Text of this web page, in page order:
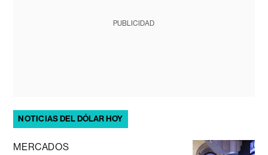
PUBLICIDAD
NOTICIAS DEL DÓLAR HOY
MERCADOS